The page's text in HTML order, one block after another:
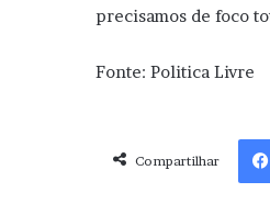
precisamos de foco
Fonte: Politica Livre
Compartilhar